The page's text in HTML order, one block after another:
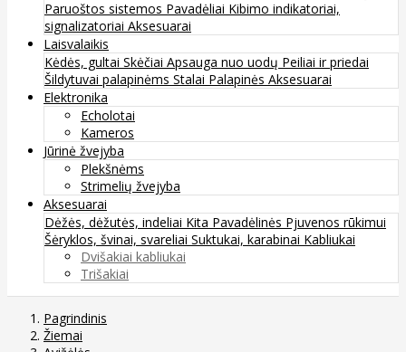
Paruoštos sistemos Pavadėliai Kibimo indikatoriai,
signalizatoriai Aksesuarai
Laisvalaikis
Kėdės, gultai Skėčiai Apsauga nuo uodų Peiliai ir priedai
Šildytuvai palapinėms Stalai Palapinės Aksesuarai
Elektronika
Echolotai
Kameros
Jūrinė žvejyba
Plekšnėms
Strimelių žvejyba
Aksesuarai
Dėžės, dėžutės, indeliai Kita Pavadėlinės Pjuvenos rūkimui
Šėryklos, švinai, svareliai Suktukai, karabinai Kabliukai
Dvišakiai kabliukai
Trišakiai
Pagrindinis
Žiemai